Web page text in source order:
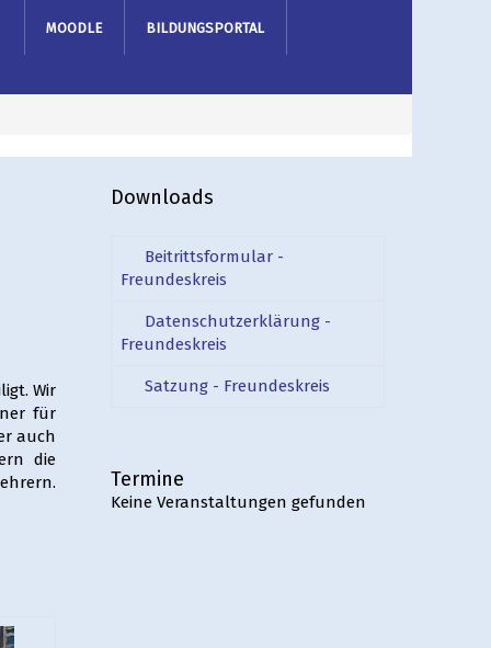
MOODLE BILDUNGSPORTAL
Wir
für
auch
die
Downloads
Beitrittsformular -
Freundeskreis
Datenschutzerklärung -
Freundeskreis
Satzung - Freundeskreis
Termine
Keine Veranstaltungen gefunden